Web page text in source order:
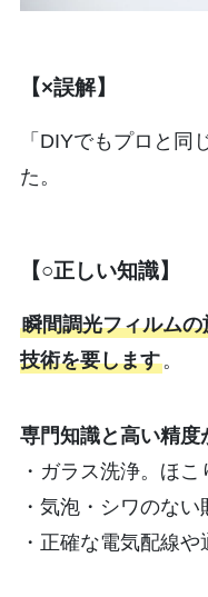
【×誤解】
「DIYでもプロと同
た。
【○正しい知識】
瞬間調光フィルム
技術を要します。
専門知識と高い精度
・ガラス洗浄。ほこ
・気泡・シワのない
・正確な電気配線